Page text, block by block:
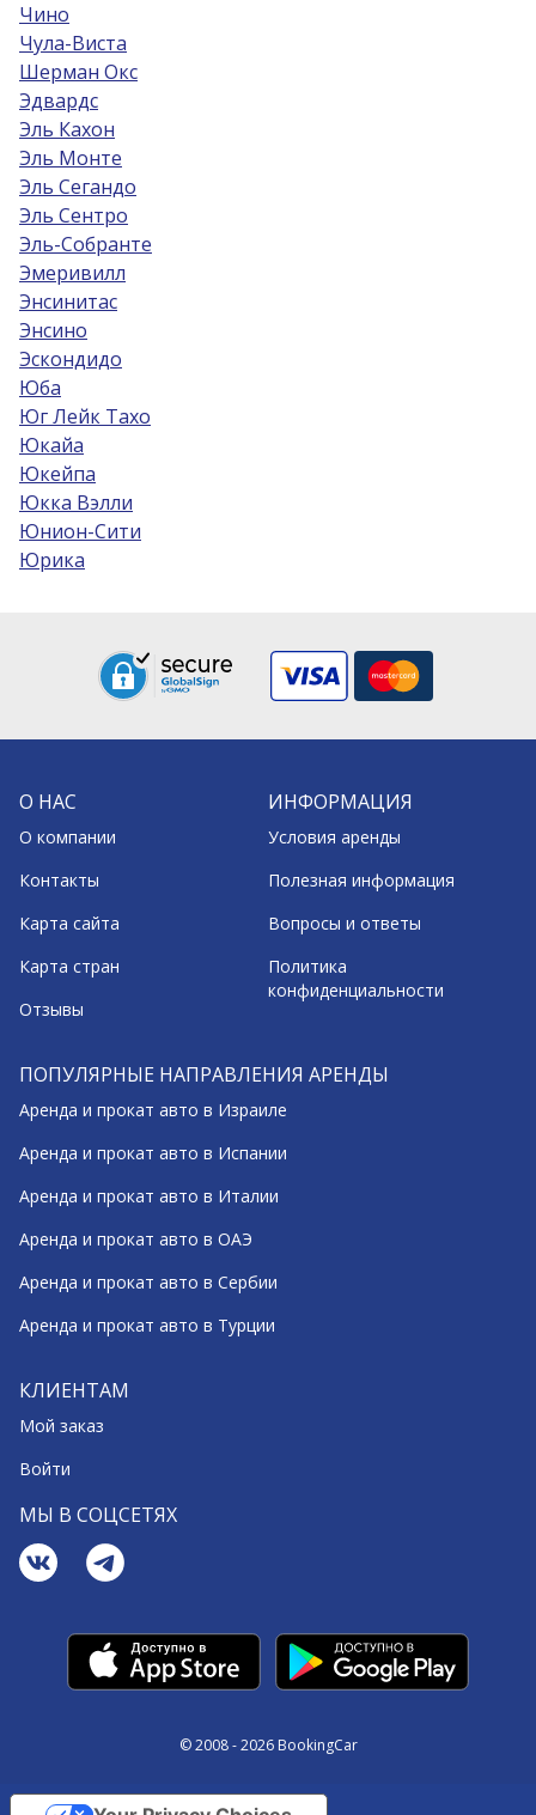
Чино
Чула-Виста
Шерман Окс
Эдвардс
Эль Кахон
Эль Монте
Эль Сегандо
Эль Сентро
Эль-Собрантe
Эмеривилл
Энсинитас
Энсино
Эскондидо
Юба
Юг Лейк Тахо
Юкайа
Юкейпа
Юкка Вэлли
Юнион-Сити
Юрика
О НАС
О компании
Контакты
Карта сайта
Карта стран
Отзывы
ИНФОРМАЦИЯ
Условия аренды
Полезная информация
Вопросы и ответы
Политика
конфиденциальности
ПОПУЛЯРНЫЕ НАПРАВЛЕНИЯ АРЕНДЫ
Аренда и прокат авто в Израиле
Аренда и прокат авто в Испании
Аренда и прокат авто в Италии
Аренда и прокат авто в ОАЭ
Аренда и прокат авто в Сербии
Аренда и прокат авто в Турции
КЛИЕНТАМ
Мой заказ
Войти
МЫ В СОЦСЕТЯХ
© 2008 - 2026 BookingCar